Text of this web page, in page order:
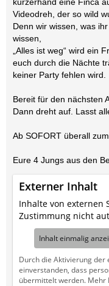
kurzerhand eine Finca
Videodreh, der so wild
Denn wir wissen, was
wissen,
„Alles ist weg“ wird ein
euch durch die Nächte
keiner Party fehlen wird.
Bereit für den nächsten
Dann dreht auf. Lasst
Ab SOFORT überall
Eure 4 Jungs aus den
Externer Inhalt
Inhalte von externen
Zustimmung nicht
Inhalt einmalig
Durch die Aktivierung
einverstanden, dass
übermittelt werden. Mehr